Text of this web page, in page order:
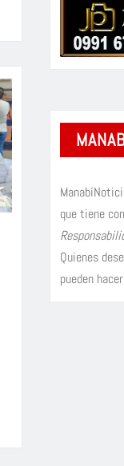
que tiene
Quienes
pueden